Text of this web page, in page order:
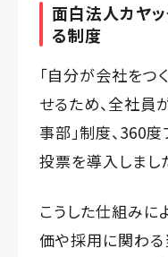
面白法人カヤ
る制度
「自分が会社をつ
せるため、全社員
事部」制度、360
投票を導入しまし
こうした仕組みに
価や採用に関わる